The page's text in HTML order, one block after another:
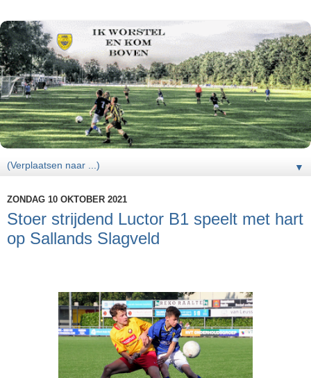
▼
ZONDAG 10 OKTOBER 2021
Stoer strijdend Luctor B1 speelt met hart
op Sallands Slagveld